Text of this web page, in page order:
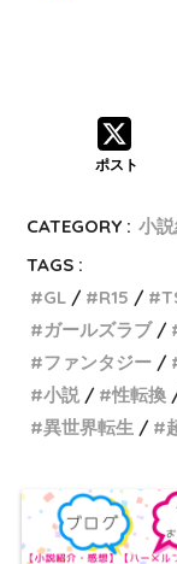
ポスト
CATEGORY : 小
TAGS :
GL
R15
ガールズラブ
ファンタジー
小説
性転換
異世界転生